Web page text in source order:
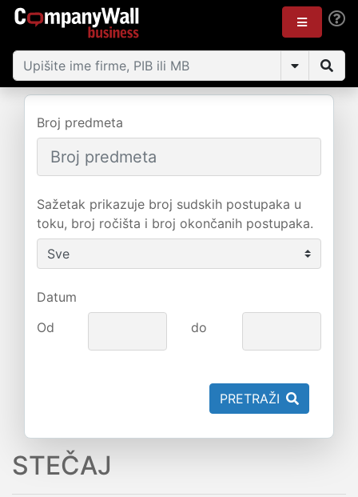
Broj predmeta
Sažetak prikazuje broj sudskih postupaka u
toku, broj ročišta i broj okončanih postupaka.
Datum
Od
do
PRETRAŽI
STEČAJ